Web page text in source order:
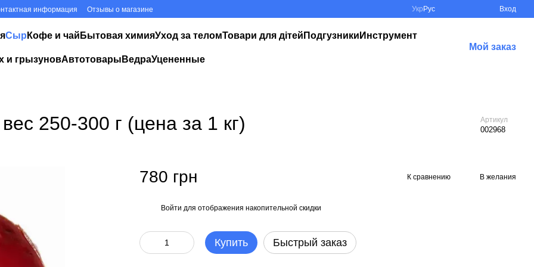
информация Отзывы о магазине Укр Рус Вход
Сыр Кофе и чай Бытовая химияУход за теломТовари для дітей Подгузники Инструмент
и грызуновАвтотовары ВедраУцененные
Мой заказ
250-300 г (цена за 1 кг) Артикул
002968
780 грн К сравнению В желания
Войти для отображения накопительной скидки
Купить Быстрый заказ